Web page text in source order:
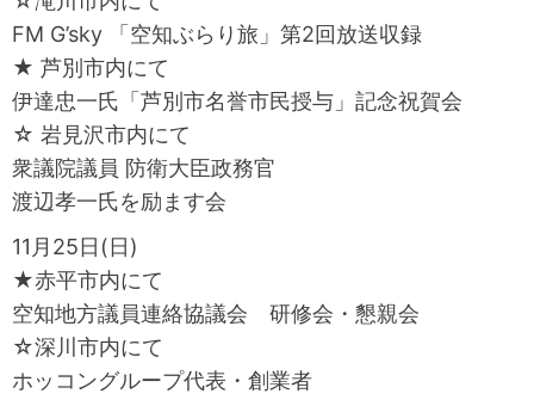
FM G’sky 「空知ぶらり旅」第2回放送収録
★ 芦別市内にて
伊達忠一氏「芦別市名誉市民授与」記念祝賀会
☆ 岩見沢市内にて
衆議院議員 防衛大臣政務官
渡辺孝一氏を励ます会
11月25日(日)
★赤平市内にて
空知地方議員連絡協議会 研修会・懇親会
☆深川市内にて
ホッコングループ代表・創業者